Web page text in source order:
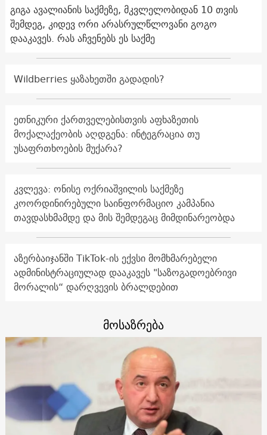
გიგა ავალიანის საქმეზე, მკვლელობიდან 10 თვის
შემდეგ, კიდევ ორი არასრულწლოვანი გოგო
დააკავეს. რას აჩვენებს ეს საქმე
Wildberries ყაზახეთში გადადის?
ეთნიკური ქართველებისთვის აფხაზეთის
მოქალაქეობის აღდგენა: ინტეგრაცია თუ
უსაფრთხოების მუქარა?
კვლევა: ონისე ოქრიაშვილის საქმეზე
კოორდინირებული საინფორმაციო კამპანია
თავდასხმამდე და მის შემდეგაც მიმდინარეობდა
აზერბაიჯანში TikTok-ის ექვსი მომხმარებელი
ადმინისტრაციულად დააკავეს "საზოგადოებრივი
მორალის“ დარღვევის ბრალდებით
მოსაზრება